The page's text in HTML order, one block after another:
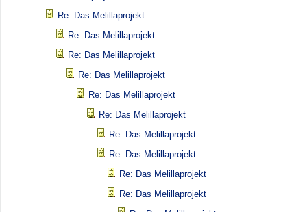
Re: Das Melillaprojekt
Re: Das Melillaprojekt
Re: Das Melillaprojekt
Re: Das Melillaprojekt
Re: Das Melillaprojekt
Re: Das Melillaprojekt
Re: Das Melillaprojekt
Re: Das Melillaprojekt
Re: Das Melillaprojekt
Re: Das Melillaprojekt